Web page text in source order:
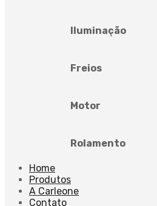
Iluminação
Freios
Motor
Rolamento
Home
Produtos
A Carleone
Contato